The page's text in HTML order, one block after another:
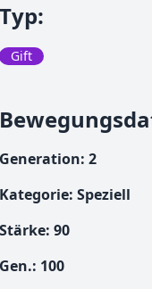
Typ:
Gift
Generation: 2
Kategorie: Speziell
Stärke: 90
Gen.: 100